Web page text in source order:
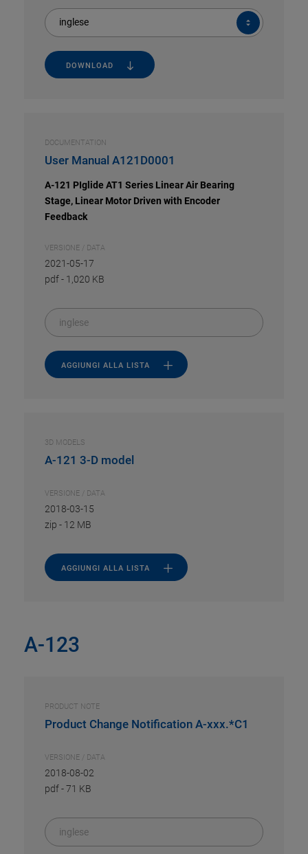
inglese
DOWNLOAD
DOCUMENTATION
User Manual A121D0001
A-121 PIglide AT1 Series Linear Air Bearing
Stage, Linear Motor Driven with Encoder
Feedback
VERSIONE / DATA
2021-05-17
pdf- 1,020 KB
inglese
AGGIUNGI ALLA LISTA
3D MODELS
A-121 3-D model
VERSIONE / DATA
2018-03-15
zip - 12 MB
AGGIUNGI ALLA LISTA
A-123
PRODUCT NOTE
Product Change Notification A-xxx.*C1
VERSIONE / DATA
2018-08-02
pdf-71 KB
inglese